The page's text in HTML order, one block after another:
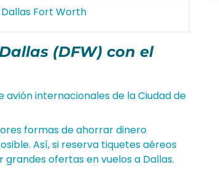
Fort Worth
(DFW) con el
internacionales de la Ciudad de
formas de ahorrar dinero
Así, si reserva tiquetes aéreos
ofertas en vuelos a Dallas.